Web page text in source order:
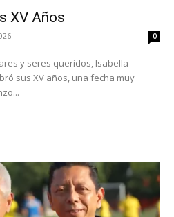
XV Años
0
y seres queridos, Isabella
sus XV años, una fecha muy